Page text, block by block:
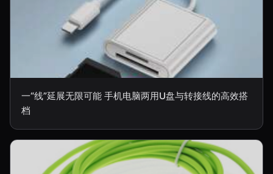
一“线”延展无限可能 手机电脑两用U盘与转接线的高效搭
档